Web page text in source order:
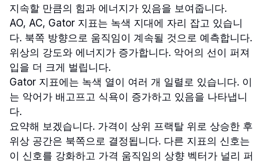
지속할 만큼의 힘과 에너지가 있음을 보여줍니다.
AO, AC, Gator 지표는 녹색 지대에 자리 잡고 있습니
다. 북쪽 방향으로 움직임이 계속될 것으로 예측합니다.
위상의 강도와 에너지가 증가합니다. 악어의 선이 퍼져
입을 더 크게 벌립니다.
Gator 지표에는 녹색 열이 여러 개 일렬로 있습니다. 이
는 악어가 배고프고 식욕이 증가하고 있음을 나타냅니
다.
요약해 보겠습니다. 가격이 상위 프랙탈 위로 상승한 후
위상 공간은 북쪽으로 결정됩니다. 다른 지표의 신호는
이 신호를 강화하고 가격 움직임의 상향 벡터가 널리 퍼